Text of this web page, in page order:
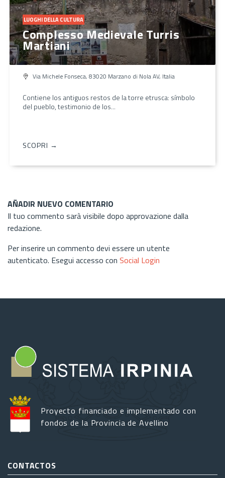
LUOGHI DELLA CULTURA
Complesso Medievale Turris
Martiani
Via Michele Fonseca, 83020 Marzano di Nola AV, Italia
Contiene los antiguos restos de la torre etrusca: símbolo
del pueblo, testimonio de los...
SCOPRI →
AÑADIR NUEVO COMENTARIO
Il tuo commento sarà visibile dopo approvazione dalla
redazione.
Per inserire un commento devi essere un utente
autenticato. Esegui accesso con Social Login
Proyecto financiado e implementado con
fondos de la Provincia de Avellino
CONTACTOS